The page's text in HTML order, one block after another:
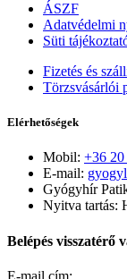
ÁSZF
Adatvédelmi
Süti
Fizetés és
Törzsvásárlói
Elérhetőségek
Mobil: +36
E-mail:
Gyógyhír
Nyitva tartás:
Belépés visszatérő
E-mail cím: